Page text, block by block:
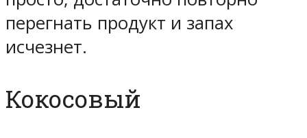
перегнать продукт и запах
исчезнет.
Кокосовый